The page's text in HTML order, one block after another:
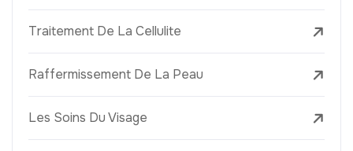
Traitement De La Cellulite
Raffermissement De La Peau
Les Soins Du Visage